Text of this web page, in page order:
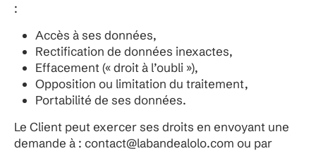
:
Accès à ses données,
Rectification de données inexactes,
Effacement (« droit à l’oubli »),
Opposition ou limitation du traitement,
Portabilité de ses données.
Le Client peut exercer ses droits en envoyant une
demande à : contact@labandealolo.com ou par